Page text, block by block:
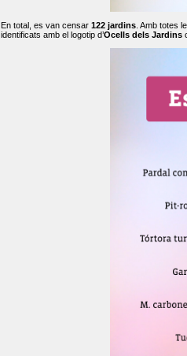
En total, es van censar 122 jardins . Amb totes
identificats amb el logotip d’Ocells dels Jardins